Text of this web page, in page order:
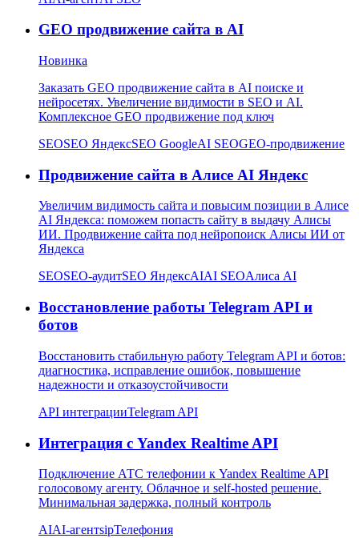
GEO продвижение сайта в AI
Новинка
Заказать GEO продвижение сайта в AI поиске и
нейросетях. Увеличение видимости в SEO и AI.
Комплексное GEO продвижение под ключ
SEOSEO ЯндексSEO GoogleAI SEOGEO-продвижение
Продвижение сайта в Алисе AI Яндекс
Увеличим видимость сайта и повысим позиции в Алисе
AI Яндекса: поможем попасть сайту в выдачу Алисы
ИИ. Продвижение сайта под нейропоиск Алисы ИИ от
Яндекса
SEOSEO-аудитSEO ЯндексAIAI SEOАлиса AI
Восстановление работы Telegram API и
ботов
Восстановить стабильную работу Telegram API и ботов:
диагностика, исправление ошибок, повышение
надежности и отказоустойчивости
API интеграцииTelegram API
Интеграция с Yandex Realtime API
Подключение АТС телефонии к Yandex Realtime API
голосовому агенту. Облачное и self-hosted решение.
Минимальная задержка, полный контроль
AIAI-агентsipТелефония